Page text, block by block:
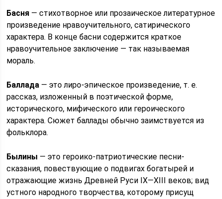
Басня — стихотворное или прозаическое литературное
произведение нравоучительного, сатирического
характера. В конце басни содержится краткое
нравоучительное заключение — так называемая
мораль.
Баллада — это лиро-эпическое произведение, т. е.
рассказ, изложенный в поэтической форме,
исторического, мифического или героического
характера. Сюжет баллады обычно заимствуется из
фольклора.
Былины — это героико-патриотические песни-
сказания, повествующие о подвигах богатырей и
отражающие жизнь Древней Руси IX—XIII веков; вид
устного народного творчества, которому присущ